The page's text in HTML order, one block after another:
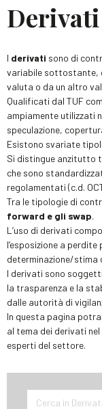
Derivati
I derivati sono di
variabile sottostante,
valuta o da un altro
Qualificati dal TUF
ampiamente utilizzati
speculazione,
Esistono svariate
Si distingue anzitutto
che sono
regolamentati (c.d.
Tra le tipologie di
forward e gli swap.
L’uso di derivati
l’esposizione a
determinazione/stima
I derivati sono
la trasparenza e la
dalle autorità di
In questa pagina
al tema dei derivati
esperti del settore.
Cerca in Derivati